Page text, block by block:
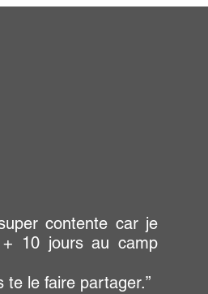
contente car je
10 jours au camp
te le faire partager.”